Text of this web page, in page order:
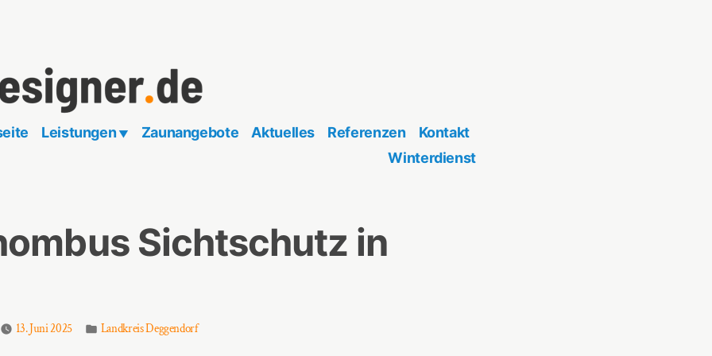
Leistungen Zaunangebote Aktuelles Referenzen
Kontakt
Winterdienst
Sichtschutz in
13. Juni 2025
Veröffentlicht
Landkreis Deggendorf